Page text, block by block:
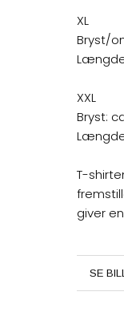
XL
Bryst/
XXL
Bryst:
T-
giver
MERE
SE